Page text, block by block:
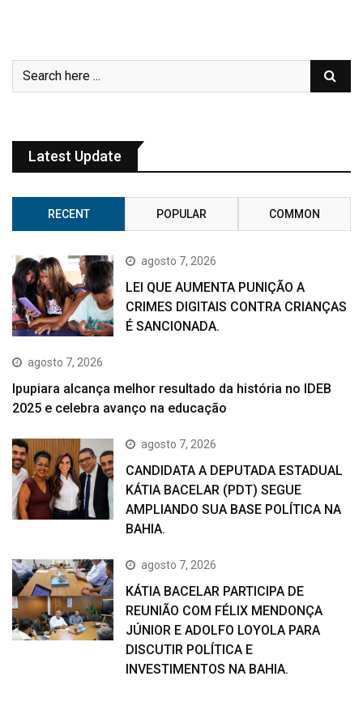
Latest Update
RECENT POPULAR COMMON
agosto 7, 2026
LEI QUE AUMENTA PUNIÇÃO A
CRIMES DIGITAIS CONTRA CRIANÇAS
É SANCIONADA.
agosto 7, 2026
Ipupiara alcança melhor resultado da história no IDEB
2025 e celebra avanço na educação
agosto 7, 2026
CANDIDATA A DEPUTADA ESTADUAL
KÁTIA BACELAR (PDT) SEGUE
AMPLIANDO SUA BASE POLÍTICA NA
BAHIA.
agosto 7, 2026
KÁTIA BACELAR PARTICIPA DE
REUNIÃO COM FÉLIX MENDONÇA
JÚNIOR E ADOLFO LOYOLA PARA
DISCUTIR POLÍTICA E
INVESTIMENTOS NA BAHIA.